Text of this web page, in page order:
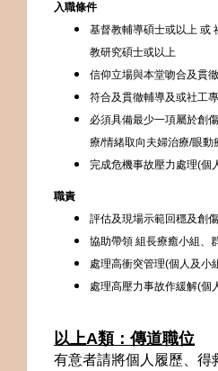
入職條件
基督教輔導碩士或以上 或
教研究碩士或以上
信仰立場與本堂吻合及貫徹
符合及貫徹輔導及或社工
必須具備最少一項屬於創
療/情緒取向夫婦治療/眼動
完成危機事故壓力處理(個
職責
評估及現場示範回穩及創
協助帶領 組長療癒小組、
處理高衝突管理(個人及小
處理高壓力事故作緩解(個
以上A類：傳道職位
有意者請將個人履歷、得